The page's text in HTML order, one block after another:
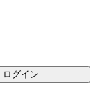
ログイン